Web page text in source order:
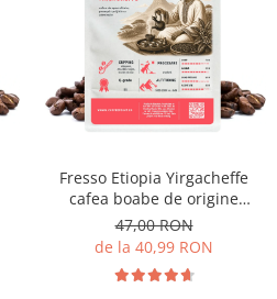
Fresso Etiopia Yirgacheffe
cafea boabe de origine
proaspăt prăjită
47,00 RON
de la 40,99 RON